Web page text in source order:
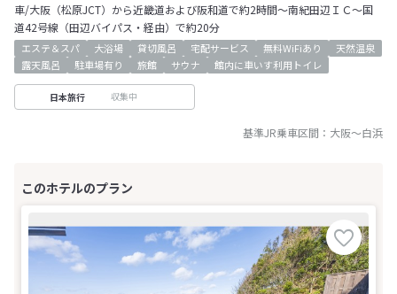
車/大阪（松原JCT）から近畿道および阪和道で約2時間～南紀田辺ＩＣ～国
道42号線（田辺バイパス・経由）で約20分
エステ＆スパ 大浴場 貸切風呂 宅配サービス 無料WiFiあり
天然温泉
露天風呂
駐車場有り 旅館 サウナ 館内に車いす利用トイレ
日本旅行 収集中
基準JR乗車区間： 大阪～白浜